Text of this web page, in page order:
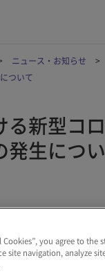
ニュース・お知らせ
ついて
る新型コ
発生につ
にある顧客の工事現
社員が、新型コロナ
Cookies”, you agree to the
site navigation, analyze